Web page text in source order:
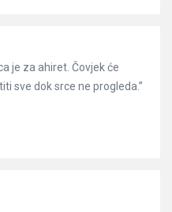
je za ahiret. Čovjek će
sve dok srce ne progleda.”